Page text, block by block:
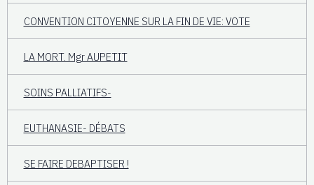
CONVENTION CITOYENNE SUR LA FIN DE VIE: VOTE
LA MORT. Mgr AUPETIT
SOINS PALLIATIFS-
EUTHANASIE- DÉBATS
SE FAIRE DEBAPTISER !